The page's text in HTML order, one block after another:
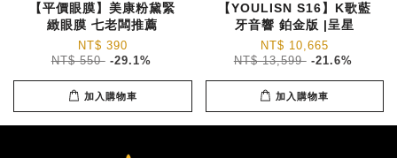
【平價眼膜】美康粉黛緊
緻眼膜 七老闆推薦
NT$ 390
NT$ 550 -29.1%
加入購物車
【YOULISN S16】K歌藍
牙音響 鉑金版 |呈星
NT$ 10,665
NT$ 13,599 -21.6%
加入購物車